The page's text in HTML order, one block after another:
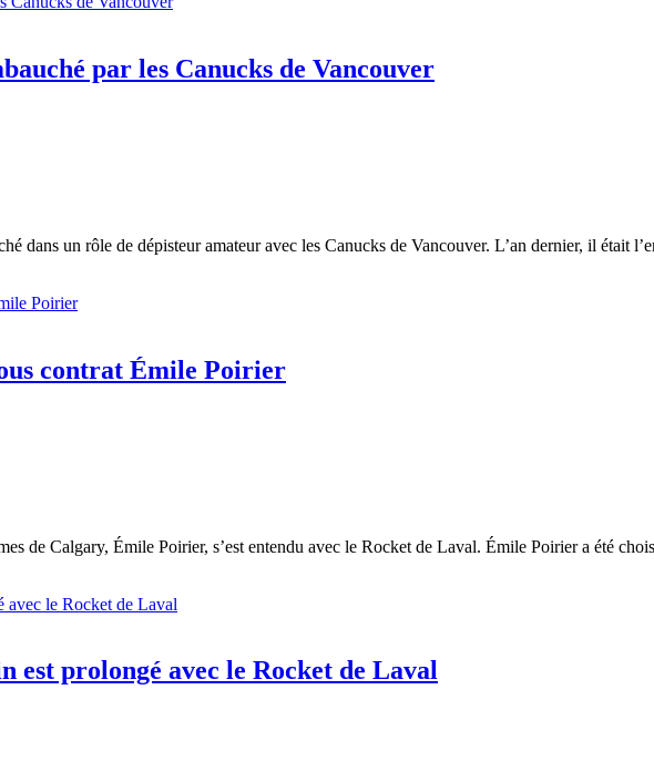
par les Canucks de Vancouver
dans un rôle de dépisteur amateur avec les Canucks de Vancouver. L’an dernier, il était
contrat Émile Poirier
de Calgary, Émile Poirier, s’est entendu avec le Rocket de Laval. Émile Poirier a été
est prolongé avec le Rocket de Laval